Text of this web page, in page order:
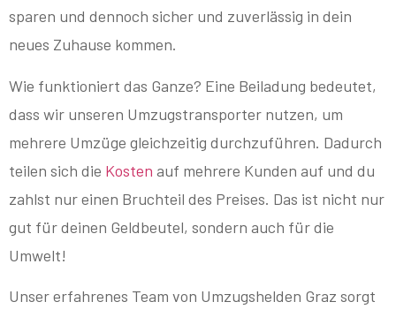
sparen und dennoch sicher und zuverlässig in dein
neues Zuhause kommen.
Wie funktioniert das Ganze? Eine Beiladung bedeutet,
dass wir unseren Umzugstransporter nutzen, um
mehrere Umzüge gleichzeitig durchzuführen. Dadurch
teilen sich die Kosten auf mehrere Kunden auf und du
zahlst nur einen Bruchteil des Preises. Das ist nicht nur
gut für deinen Geldbeutel, sondern auch für die
Umwelt!
Unser erfahrenes Team von Umzugshelden Graz sorgt